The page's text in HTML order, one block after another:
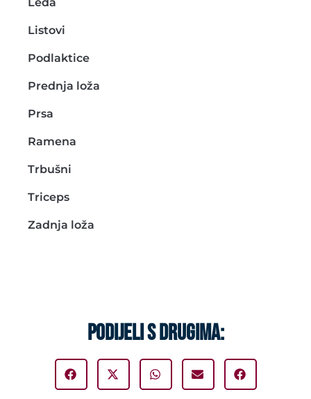
Listovi
Podlaktice
Prednja loža
Prsa
Ramena
Trbušni
Triceps
Zadnja loža
PODIJELI S DRUGIMA: